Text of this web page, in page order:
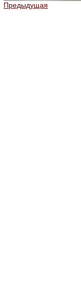
Предыдущая